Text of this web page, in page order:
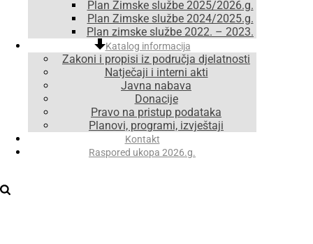
Plan Zimske službe 2025/2026.g.
Plan Zimske službe 2024/2025.g.
Plan zimske službe 2022. – 2023.
Katalog informacija
Zakoni i propisi iz područja djelatnosti
Natječaji i interni akti
Javna nabava
Donacije
Pravo na pristup podataka
Planovi, programi, izvještaji
Kontakt
Raspored ukopa 2026.g.